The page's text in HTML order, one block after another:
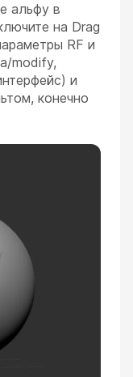
альфу в
на Drag
RF и
modify,
и
конечно